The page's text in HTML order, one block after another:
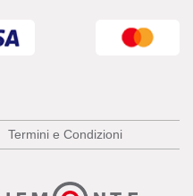
Termini e Condizioni